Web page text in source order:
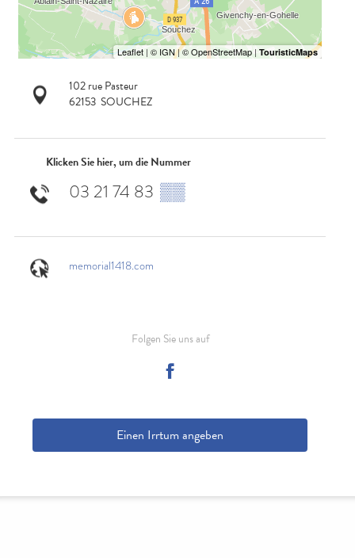
102 rue Pasteur
62153 SOUCHEZ
Klicken Sie hier, um die Nummer
03 21 74 83 ▒▒
memorial1418.com
Folgen Sie uns auf
Einen Irrtum angeben